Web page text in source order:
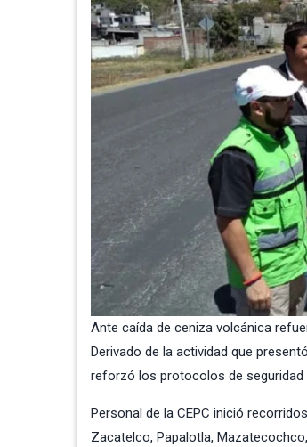
Ante caída de ceniza volcánica
Derivado de la actividad que
reforzó los protocolos de seguridad
Personal de la CEPC inició
Zacatelco, Papalotla,